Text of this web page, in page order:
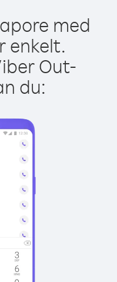
med
enkelt.
Out-
du: